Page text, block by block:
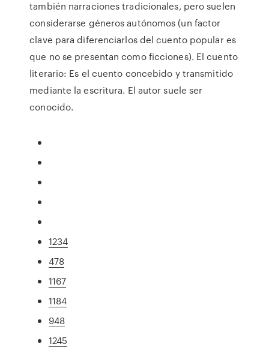
también narraciones tradicionales, pero suelen
considerarse géneros autónomos (un factor
clave para diferenciarlos del cuento popular es
que no se presentan como ficciones). El cuento
literario: Es el cuento concebido y transmitido
mediante la escritura. El autor suele ser
conocido.
1234
478
1167
1184
948
1245